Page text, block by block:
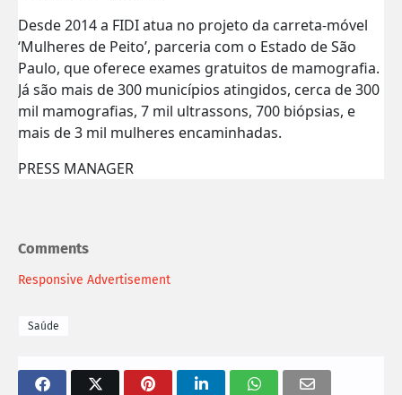
Desde 2014 a FIDI atua no projeto da carreta-móvel
‘Mulheres de Peito’, parceria com o Estado de São
Paulo, que oferece exames gratuitos de mamografia.
Já são mais de 300 municípios atingidos, cerca de 300
mil mamografias, 7 mil ultrassons, 700 biópsias, e
mais de 3 mil mulheres encaminhadas.
PRESS MANAGER
Comments
Responsive Advertisement
Saúde